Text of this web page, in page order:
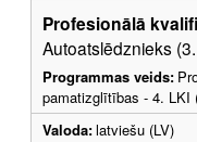
Profesionālā
Autoatslēdznieks
Programmas veids:
pamatizglītības - 4. LKI
Valoda:latviešu (LV)